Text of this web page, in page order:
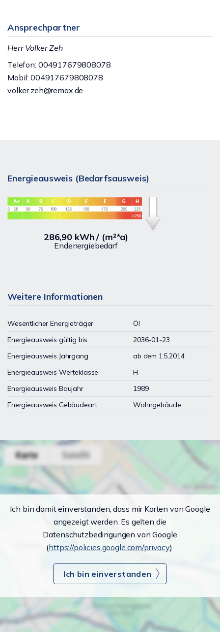
Ansprechpartner
Herr Volker Zeh
Telefon: 004917679808078
Mobil: 004917679808078
volker.zeh@remax.de
Energieausweis (Bedarfsausweis)
286,90 kWh / (m²*a)
Endenergiebedarf
Weitere Informationen
Wesentlicher Energieträger
Öl
Energieausweis gültig bis
2036-01-23
Energieausweis Jahrgang
ab dem 1.5.2014
Energieausweis Werteklasse
H
Energieausweis Baujahr
1989
Energieausweis Gebäudeart
Wohngebäude
Ich bin damit einverstanden, dass mir Karten von Google
angezeigt werden. Es gelten die
Datenschutzbedingungen von Google
(https://policies.google.com/privacy).
Ich bin einverstanden